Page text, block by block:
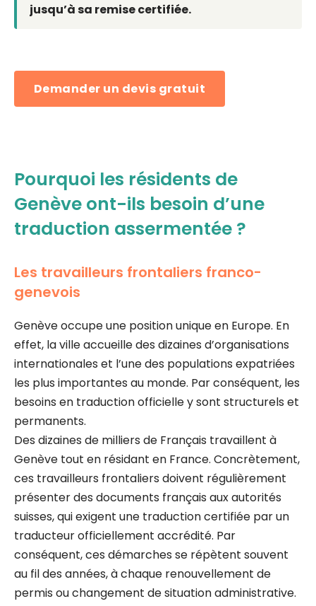
jusqu’à sa remise certifiée.
Demander un devis gratuit
Pourquoi les résidents de
Genève ont-ils besoin d’une
traduction assermentée ?
Les travailleurs frontaliers franco-
genevois
Genève occupe une position unique en Europe. En
effet, la ville accueille des dizaines d’organisations
internationales et l’une des populations expatriées
les plus importantes au monde. Par conséquent, les
besoins en traduction officielle y sont structurels et
permanents.
Des dizaines de milliers de Français travaillent à
Genève tout en résidant en France. Concrètement,
ces travailleurs frontaliers doivent régulièrement
présenter des documents français aux autorités
suisses, qui exigent une traduction certifiée par un
traducteur officiellement accrédité. Par
conséquent, ces démarches se répètent souvent
au fil des années, à chaque renouvellement de
permis ou changement de situation administrative.